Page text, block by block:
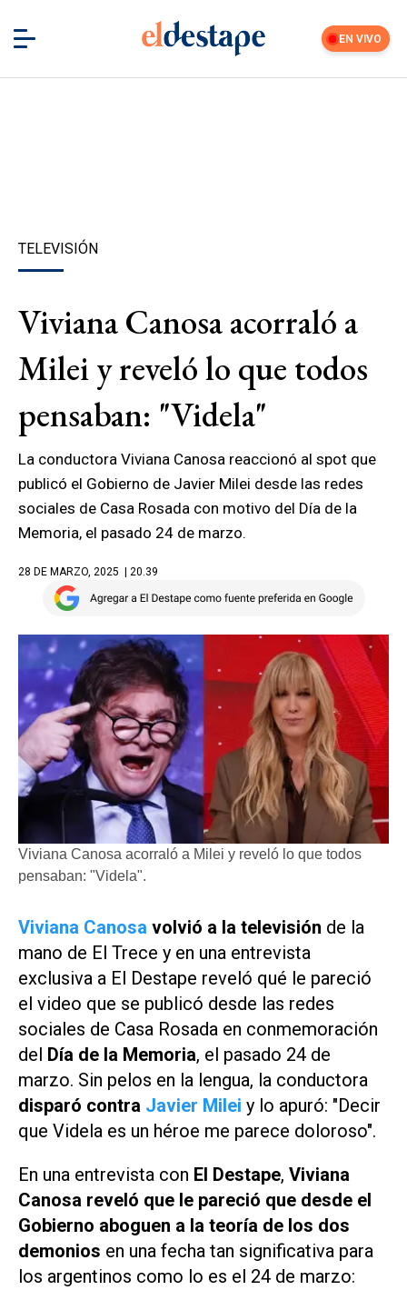
EN VIVO
TELEVISIÓN
Viviana Canosa acorraló a
Milei y reveló lo que todos
pensaban: "Videla"
La conductora Viviana Canosa reaccionó al spot que
publicó el Gobierno de Javier Milei desde las redes
sociales de Casa Rosada con motivo del Día de la
Memoria, el pasado 24 de marzo.
28 DE MARZO, 2025 | 20.39
Viviana Canosa acorraló a Milei y reveló lo que todos
pensaban: "Videla".
Viviana Canosa volvió a la televisión de la
mano de El Trece y en una entrevista
exclusiva a El Destape reveló qué le pareció
el video que se publicó desde las redes
sociales de Casa Rosada en conmemoración
del Día de la Memoria, el pasado 24 de
marzo. Sin pelos en la lengua, la conductora
disparó contra Javier Milei y lo apuró: "Decir
que Videla es un héroe me parece doloroso".
En una entrevista con El Destape, Viviana
Canosa reveló que le pareció que desde el
Gobierno aboguen a la teoría de los dos
demonios en una fecha tan significativa para
los argentinos como lo es el 24 de marzo: